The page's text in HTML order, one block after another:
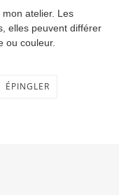
atelier. Les
elles peuvent différer
ou couleur.
ÉPINGLER